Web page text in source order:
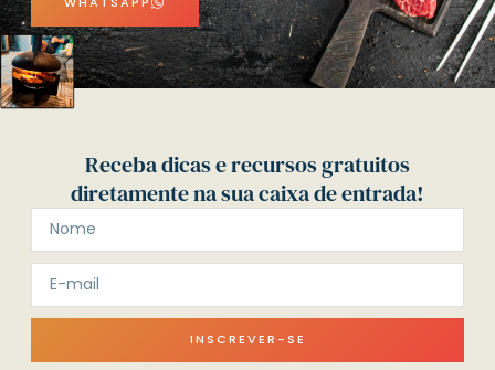
Receba dicas e recursos gratuitos
diretamente na sua caixa de entrada!
INSCREVER-SE